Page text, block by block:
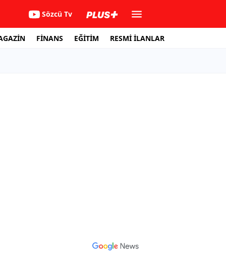
Sözcü Tv
FİNANS EĞİTİM RESMİ İLANLAR